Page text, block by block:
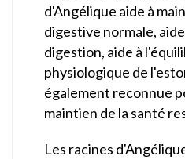
d'Angélique aide à
digestive normale,
digestion, aide à
physiologique de
également reconnue
maintien de la santé
Les racines